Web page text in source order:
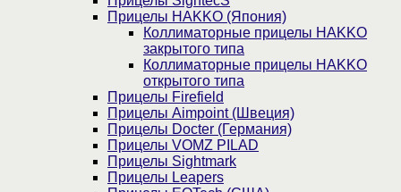
Прицелы HAKKO (Япония)
Коллиматорные прицелы HAKKO
закрытого типа
Коллиматорные прицелы HAKKO
открытого типа
Прицелы Firefield
Прицелы Aimpoint (Швеция)
Прицелы Docter (Германия)
Прицелы VOMZ PILAD
Прицелы Sightmark
Прицелы Leapers